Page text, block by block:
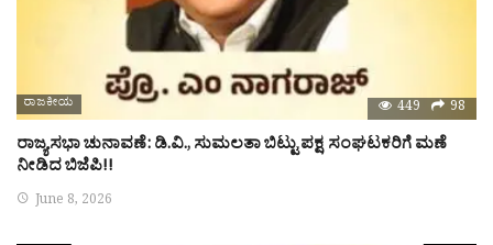
ರಾಜಕೀಯ 449 98
ರಾಜ್ಯಸಭಾ ಚುನಾವಣೆ: ಡಿ.ವಿ., ಸುಮಲತಾ ಬಿಟ್ಟು ಪಕ್ಷ ಸಂಘಟಕರಿಗೆ ಮಣೆ
ನೀಡಿದ ಬಿಜೆಪಿ!!
June 8, 2026